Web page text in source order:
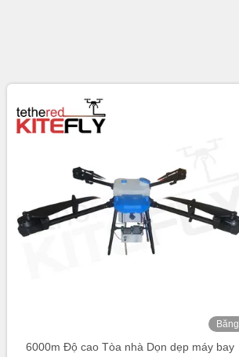
Băng
6000m Độ cao Tòa nhà Dọn dẹp máy bay